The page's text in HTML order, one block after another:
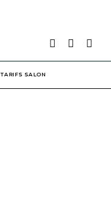
TARIFS SALON